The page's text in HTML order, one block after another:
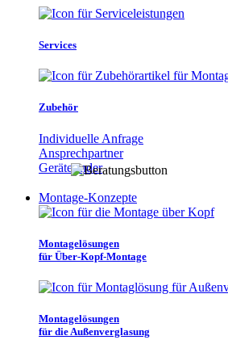
Services
Zubehör
Individuelle Anfrage
Ansprechpartner
Gerätefinder
Montage-Konzepte
Montagelösungen
für Über-Kopf-Montage
Montagelösungen
für die Außenverglasung